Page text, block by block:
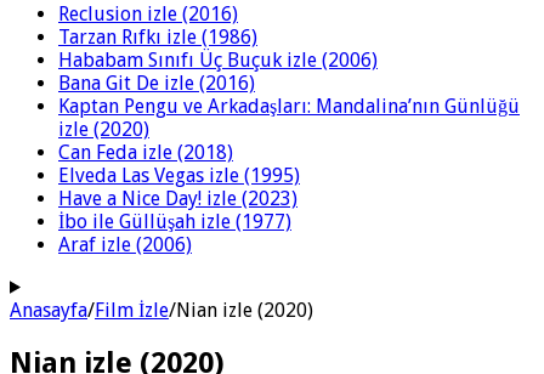
Reclusion izle (2016)
Tarzan Rıfkı izle (1986)
Hababam Sınıfı Üç Buçuk izle (2006)
Bana Git De izle (2016)
Kaptan Pengu ve Arkadaşları: Mandalina’nın Günlüğü
izle (2020)
Can Feda izle (2018)
Elveda Las Vegas izle (1995)
Have a Nice Day! izle (2023)
İbo ile Güllüşah izle (1977)
Araf izle (2006)
Anasayfa/Film İzle/Nian izle (2020)
Nian izle (2020)